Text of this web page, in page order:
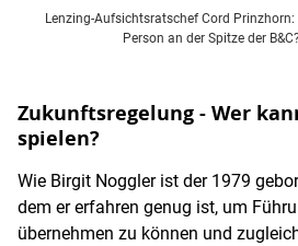
Lenzing-Aufsichtsratschef Cord
Person an der Spitze der
Zukunftsregelung - Wer
spielen?
Wie Birgit Noggler ist der 1979
dem er erfahren genug ist, um
übernehmen zu können und